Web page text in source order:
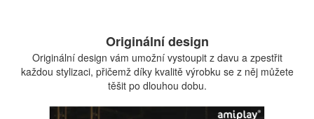
Originální design
Originální design vám umožní vystoupit z davu a zpestřit
každou stylizaci, přičemž díky kvalitě výrobku se z něj můžete
těšit po dlouhou dobu.